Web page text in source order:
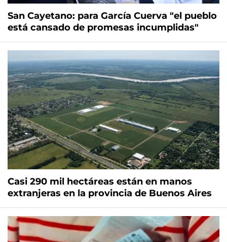
San Cayetano: para García Cuerva "el pueblo
está cansado de promesas incumplidas"
Casi 290 mil hectáreas están en manos
extranjeras en la provincia de Buenos Aires